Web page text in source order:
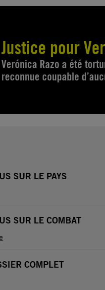
Justice pour
Verónica Razo a été
reconnue coupable
SUR LE PAYS
SUR LE COMBAT
COMPLET